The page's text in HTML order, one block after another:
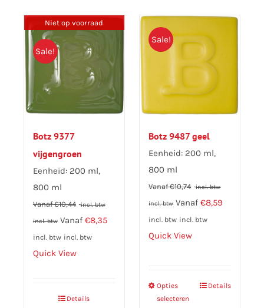
Niet op voorraad
Sale!
Botz 9377
vijgengroen
Eenheid: 200 ml,
800 ml
Vanaf€10,44 incl. btw
incl. btw Vanaf €8,35
incl. btw incl. btw
Quick View
Details
Sale!
Botz 9487 geel
Eenheid: 200 ml,
800 ml
Vanaf€10,74 incl. btw
incl. btw Vanaf€8,59
incl. btw incl. btw
Quick View
Opties
selecteren
Dit
product
Details